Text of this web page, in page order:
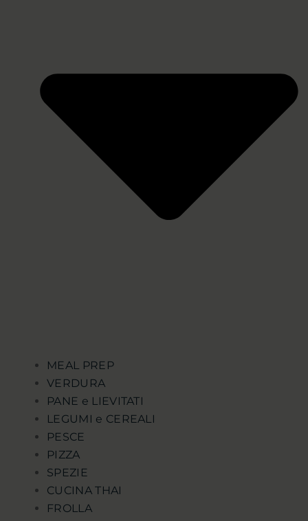
MEAL PREP
VERDURA
PANE e LIEVITATI
LEGUMI e CEREALI
PESCE
PIZZA
SPEZIE
CUCINA THAI
FROLLA